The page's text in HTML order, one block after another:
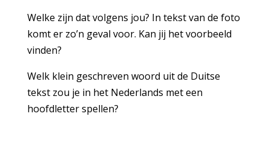
Welke zijn dat volgens jou? In tekst van de foto
komt er zo’n geval voor. Kan jij het voorbeeld
vinden?
Welk klein geschreven woord uit de Duitse
tekst zou je in het Nederlands met een
hoofdletter spellen?